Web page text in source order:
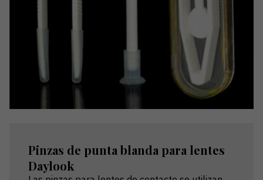
Pinzas de punta blanda para lentes
Daylook